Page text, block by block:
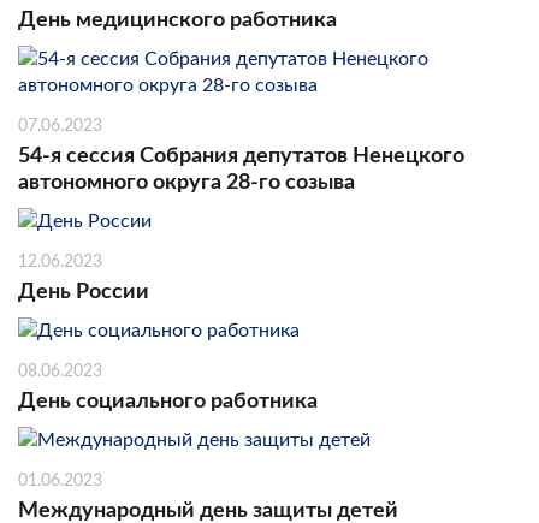
День медицинского работника
07.06.2023
54-я сессия Собрания депутатов Ненецкого
автономного округа 28-го созыва
12.06.2023
День России
08.06.2023
День социального работника
01.06.2023
Международный день защиты детей